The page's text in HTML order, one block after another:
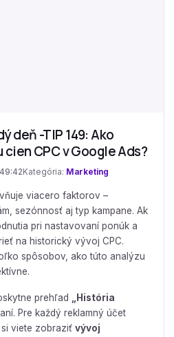
deň -TIP 149: Ako
CPC v Google Ads?
Kategória: Marketing
viacero faktorov –
sezónnosť aj typ kampane. Ak
pri nastavovaní ponúk a
na historický vývoj CPC.
spôsobov, ako túto analýzu
prehľad
„História
Pre každý reklamný účet
viete zobraziť vývoj